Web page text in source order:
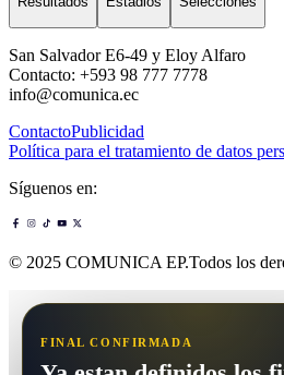
San Salvador E6-49 y Eloy Alfaro
Contacto: +593 98 777 7778
info@comunica.ec
ContactoPublicidad
Política para el tratamiento de datos
Síguenos en:
© 2025 COMUNICA EP.Todos los
FINAL CONFIRMADA